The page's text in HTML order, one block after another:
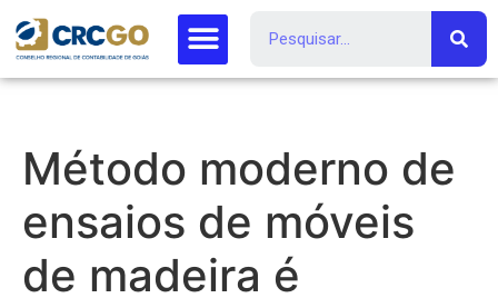
Método moderno de
ensaios de móveis
de madeira é